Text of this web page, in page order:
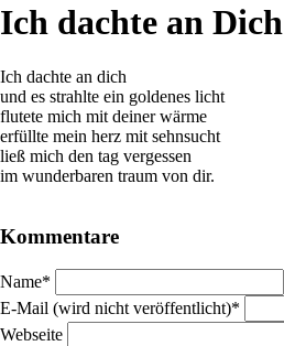
Ich dachte an Dich
Ich dachte an dich
und es strahlte ein goldenes licht
flutete mich mit deiner wärme
erfüllte mein herz mit sehnsucht
ließ mich den tag vergessen
im wunderbaren traum von dir.
Kommentare
Pflichtfeld
Name*
Pflichtfeld
E-Mail (wird nicht veröffentlicht)*
Webseite